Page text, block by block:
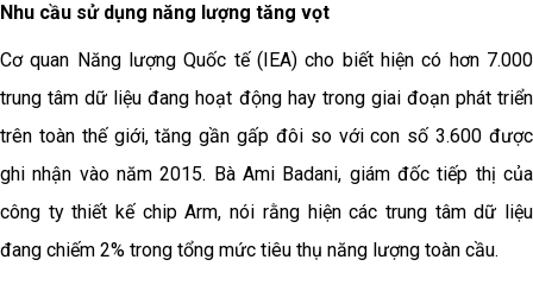
Nhu cầu sử dụng năng lượng tăng vọt
Cơ quan Năng lượng Quốc tế (IEA) cho biết hiện có hơn 7.000
trung tâm dữ liệu đang hoạt động hay trong giai đoạn phát triển
trên toàn thế giới, tăng gần gấp đôi so với con số 3.600 được
ghi nhận vào năm 2015. Bà Ami Badani, giám đốc tiếp thị của
công ty thiết kế chip Arm, nói rằng hiện các trung tâm dữ liệu
đang chiếm 2% trong tổng mức tiêu thụ năng lượng toàn cầu.